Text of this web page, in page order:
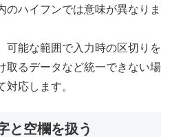
のハイフンでは意味が異なりま
可能な範囲で入力時の区切りを
取るデータなど統一できない場
応します。
と空欄を扱う